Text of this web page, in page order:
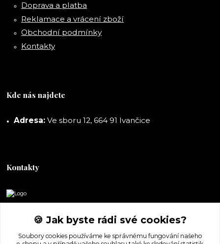
Doprava a platba
Reklamace a vrácení zboží
Obchodní podmínky
Kontakty
Kde nás najdete
Adresa: Ve sboru 12, 664 91 Ivančice
Kontakty
+420 777 247 722
(Po-Pá, 8-16 hod.)
🍪 Jak byste rádi své cookies?
Soubory cookies používáme ke správnému fungování našeho